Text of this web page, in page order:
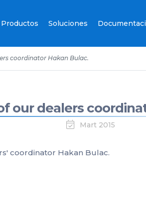
Productos Soluciones
coordinator Hakan Bulac.
our dealers
Mart 2015
coordinator Hakan Bulac.